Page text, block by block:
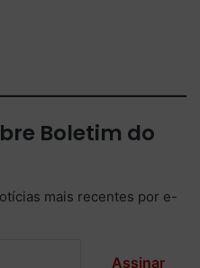
Boletim do
mais recentes por e-
Assinar